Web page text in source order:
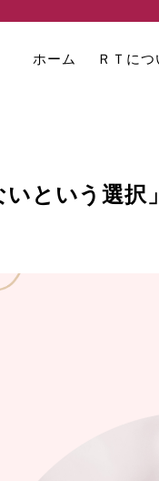
ホーム ＲＴにつ
という選択」